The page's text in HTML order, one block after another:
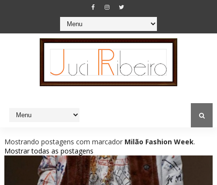
Mostrando postagens com marcador Milão Fashion Week.
Mostrar todas as postagens